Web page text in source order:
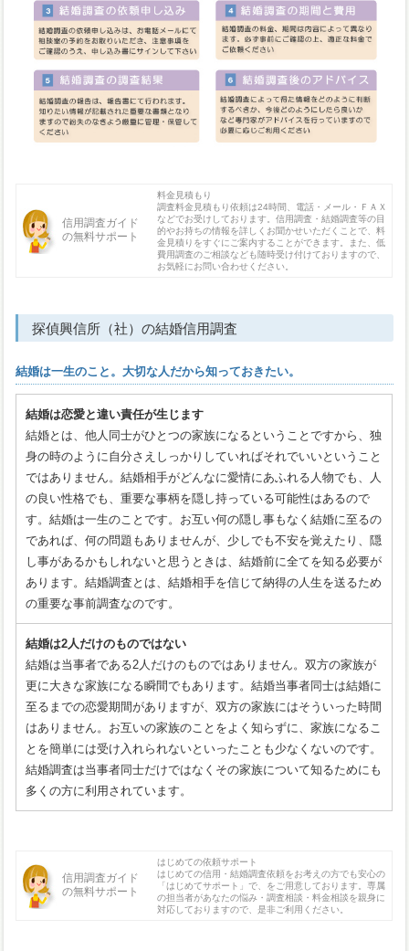
信用調査ガイド
の無料サポート
料金見積もり
調査料金見積もり依頼は24時間、電話・メール・ＦＡＸ
などでお受けしております。信用調査・結婚調査等の目
的やお持ちの情報を詳しくお聞かせいただくことで、料
金見積りをすぐにご案内することができます。また、低
費用調査のご相談なども随時受け付けておりますので、
お気軽にお問い合わせください。
探偵興信所（社）の結婚信用調査
結婚は一生のこと。大切な人だから知っておきたい。
結婚は恋愛と違い責任が生じます
結婚とは、他人同士がひとつの家族になるということですから、独
身の時のように自分さえしっかりしていればそれでいいということ
ではありません。結婚相手がどんなに愛情にあふれる人物でも、人
の良い性格でも、重要な事柄を隠し持っている可能性はあるので
す。結婚は一生のことです。お互い何の隠し事もなく結婚に至るの
であれば、何の問題もありませんが、少しでも不安を覚えたり、隠
し事があるかもしれないと思うときは、結婚前に全てを知る必要が
あります。結婚調査とは、結婚相手を信じて納得の人生を送るため
の重要な事前調査なのです。
結婚は2人だけのものではない
結婚は当事者である2人だけのものではありません。双方の家族が
更に大きな家族になる瞬間でもあります。結婚当事者同士は結婚に
至るまでの恋愛期間がありますが、双方の家族にはそういった時間
はありません。お互いの家族のことをよく知らずに、家族になるこ
とを簡単には受け入れられないといったことも少なくないのです。
結婚調査は当事者同士だけではなくその家族について知るためにも
多くの方に利用されています。
信用調査ガイド
の無料サポート
はじめての依頼サポート
はじめての信用・結婚調査依頼をお考えの方でも安心の
「はじめてサポート」で、をご用意しております。専属
の担当者があなたの悩み・調査相談・料金相談を親身に
対応しておりますので、是非ご利用ください。